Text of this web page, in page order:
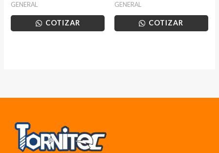
GENERAL
COTIZAR
GENERAL
COTIZAR